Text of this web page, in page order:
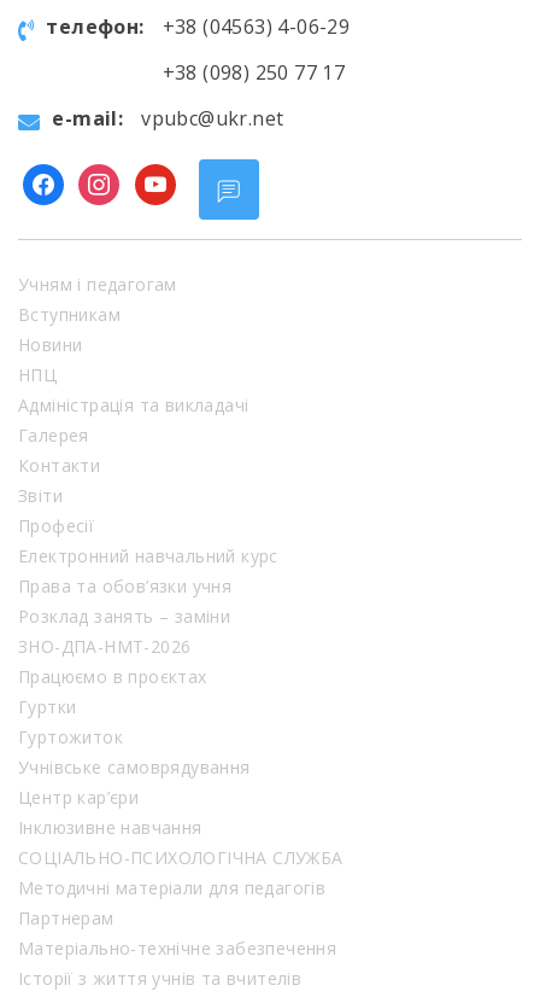
телефон:
+38 (04563) 4-06-29
+38 (098) 250 77 17
e-mail:
vpubc@ukr.net
facebookinstagram
youtube
Учням і педагогам
Вступникам
Новини
НПЦ
Адміністрація та викладачі
Галерея
Контакти
Звіти
Професії
Електронний навчальний курс
Права та обов’язки учня
Розклад занять – заміни
ЗНО-ДПА-НМТ-2026
Працюємо в проєктах
Гуртки
Гуртожиток
Учнівське самоврядування
Центр кар’єри
Інклюзивне навчання
СОЦІАЛЬНО-ПСИХОЛОГІЧНА СЛУЖБА
Методичні матеріали для педагогів
Партнерам
Матеріально-технічне забезпечення
Історії з життя учнів та вчителів